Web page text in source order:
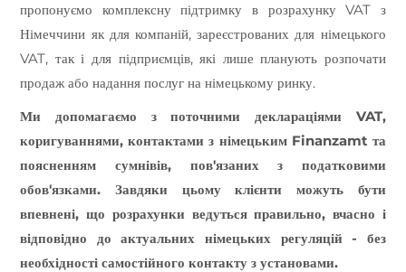
пропонуємо комплексну підтримку в розрахунку VAT з
Німеччини як для компаній, зареєстрованих для німецького
VAT, так і для підприємців, які лише планують розпочати
продаж або надання послуг на німецькому ринку.
Ми допомагаємо з поточними деклараціями VAT,
коригуваннями, контактами з німецьким Finanzamt та
поясненням сумнівів, пов'язаних з податковими
обов'язками. Завдяки цьому клієнти можуть бути
впевнені, що розрахунки ведуться правильно, вчасно і
відповідно до актуальних німецьких регуляцій - без
необхідності самостійного контакту з установами.